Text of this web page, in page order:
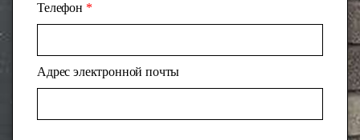
Телефон *
Адрес электронной почты